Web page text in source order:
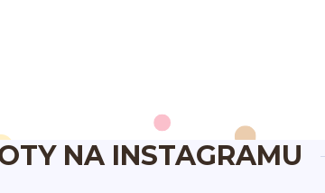
NA INSTAGRAMU